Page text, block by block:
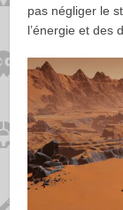
pas négliger le
l’énergie et des